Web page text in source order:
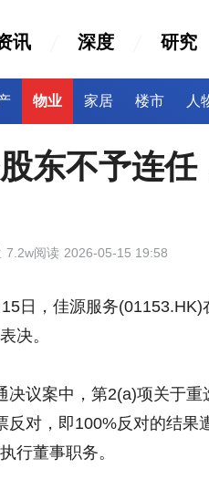
讯 深度 研究
物业 家居 楼市 人
东不予连任
7.2w阅读 2026-05-15 19:58
日，佳源服务
决。
决议案中，第2(a)项关于
反对，即100%反对的结果
行董事职务。